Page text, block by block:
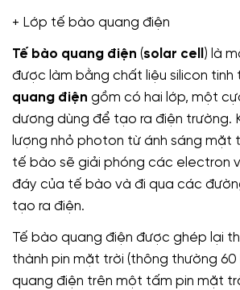
+ Lớp tế bào quang điện
Tế bào quang điện (solar cell
) là
được làm bằng chất liệu silicon tinh
quang điện gồm có hai lớp, một
dương dùng để tạo ra điện trường.
lượng nhỏ photon từ ánh sáng mặt
tế bào sẽ giải phóng các electron
đáy của tế bào và đi qua các
tạo ra điện.
Tế bào quang điện được ghép lại
thành pin mặt trời (thông thường
quang điện trên một tấm pin mặt